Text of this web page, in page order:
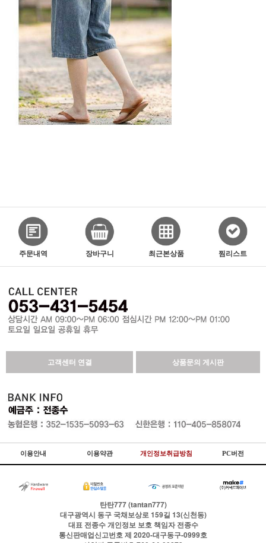
주문내역 장바구니 최근본상품 찜리스트
고객센터 연결 상품문의 게시판
이용안내 이용약관 개인정보취급방침 PC버전
탄탄777 (tantan777)
대구광역시 동구 국채보상로 159길 13(신천동)
대표전종수개인정보 보호 책임자전종수
통신판매업신고번호제 2020-대구동구-0999호